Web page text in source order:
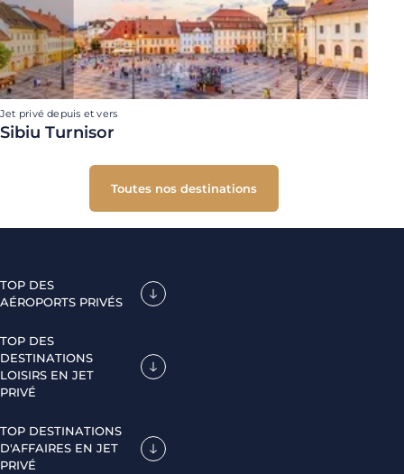
Jet privé depuis et vers
Sibiu Turnisor
Toutes nos destinations
TOP DES
AÉROPORTS PRIVÉS
TOP DES
DESTINATIONS
LOISIRS EN JET
PRIVÉ
TOP DESTINATIONS
D'AFFAIRES EN JET
PRIVÉ